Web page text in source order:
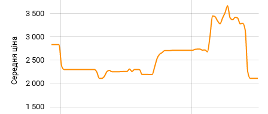
Середня ціна 1 000
1 500
2 000
2 500
3 000
3 500